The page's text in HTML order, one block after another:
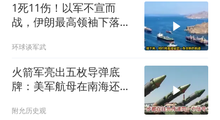
1死11伤！以军不宣而
战，伊朗最高领袖下落不
环球谈军武
火箭军亮出五枚导弹底
牌：美军航母在南海还有
附允历史观